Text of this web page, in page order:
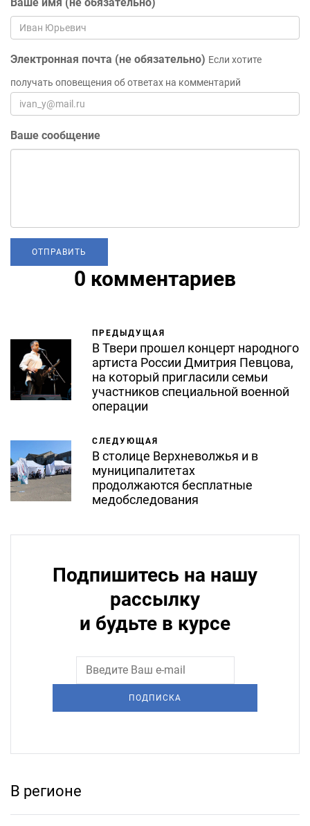
Электронная почта (не обязательно) Если хотите
получать оповещения об ответах на комментарий
Ваше сообщение
0 комментариев
ПРЕДЫДУЩАЯ
В Твери прошел концерт народного
артиста России Дмитрия Певцова,
на который пригласили семьи
участников специальной военной
операции
СЛЕДУЮЩАЯ
В столице Верхневолжья и в
муниципалитетах
продолжаются бесплатные
медобследования
Подпишитесь на нашу
рассылку
и будьте в курсе
ПОДПИСКА
В регионе